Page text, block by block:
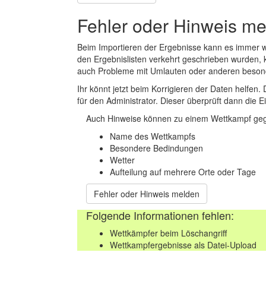
Fehler oder Hinweis
Beim Importieren der Ergebnisse kann es
den Ergebnislisten verkehrt geschrieben
auch Probleme mit Umlauten oder anderen
Ihr könnt jetzt beim Korrigieren der Daten
für den Administrator. Dieser überprüft dann die
Auch Hinweise können zu einem Wettkampf
Name des Wettkampfs
Besondere Bedindungen
Wetter
Aufteilung auf mehrere Orte oder Tage
Fehler oder Hinweis melden
Folgende Informationen fehlen:
Wettkämpfer beim Löschangriff
Wettkampfergebnisse als Datei-Upload